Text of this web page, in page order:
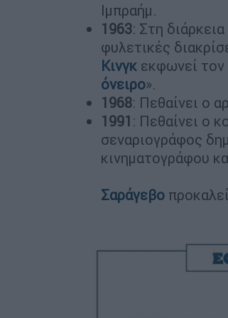
Ιμπραήμ.
1963: Στη
φυλετικές
Κινγκ εκφωνεί τον
όνειρο».
1968: Πεθαίνει ο
1991 : Πεθαίνει ο
σεναριογράφος
κινηματογράφου
Σαράγεβο